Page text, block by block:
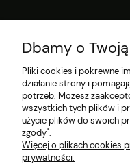
INFORMACJE
Jak wykorzystać kupon?
Dostawa i czas
Klub Hodowcy VIP
Dbamy o
Pliki cookies i pokrewne
działanie strony i
potrzeb. Możesz
wszystkich tych plików i
użycie plików do swoich
zgody".
Więcej o plikach cookies
prywatności.